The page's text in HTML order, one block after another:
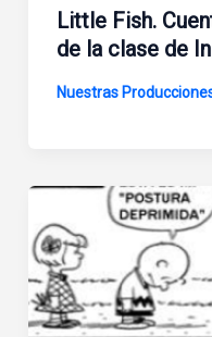
Little Fish.
de la clase de
Nuestras